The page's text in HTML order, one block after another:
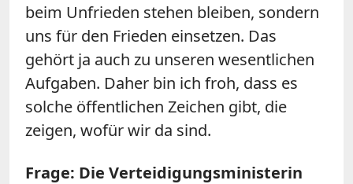
beim Unfrieden stehen bleiben, sondern
uns für den Frieden einsetzen. Das
gehört ja auch zu unseren wesentlichen
Aufgaben. Daher bin ich froh, dass es
solche öffentlichen Zeichen gibt, die
zeigen, wofür wir da sind.
Frage: Die Verteidigungsministerin